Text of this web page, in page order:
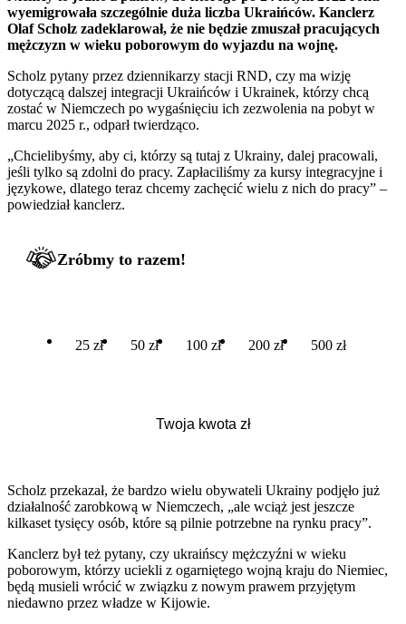
wyemigrowała szczególnie duża liczba Ukraińców. Kanclerz
Olaf Scholz zadeklarował, że nie będzie zmuszał pracujących
mężczyzn w wieku poborowym do wyjazdu na wojnę.
Scholz pytany przez dziennikarzy stacji RND, czy ma wizję
dotyczącą dalszej integracji Ukraińców i Ukrainek, którzy chcą
zostać w Niemczech po wygaśnięciu ich zezwolenia na pobyt w
marcu 2025 r., odparł twierdząco.
„Chcielibyśmy, aby ci, którzy są tutaj z Ukrainy, dalej pracowali,
jeśli tylko są zdolni do pracy. Zapłaciliśmy za kursy integracyjne i
językowe, dlatego teraz chcemy zachęcić wielu z nich do pracy” –
powiedział kanclerz.
Zróbmy to razem!
25 zł 50 zł 100 zł 200 zł 500 zł
Scholz przekazał, że bardzo wielu obywateli Ukrainy podjęło już
działalność zarobkową w Niemczech, „ale wciąż jest jeszcze
kilkaset tysięcy osób, które są pilnie potrzebne na rynku pracy”.
Kanclerz był też pytany, czy ukraińscy mężczyźni w wieku
poborowym, którzy uciekli z ogarniętego wojną kraju do Niemiec,
będą musieli wrócić w związku z nowym prawem przyjętym
niedawno przez władze w Kijowie.